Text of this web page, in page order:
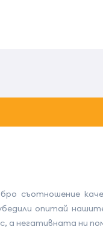
съотношение
опитай
негативната ни